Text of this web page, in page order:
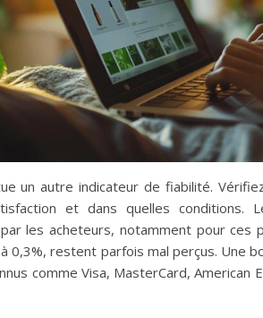
un autre indicateur de fiabilité.
et dans quelles conditions.
les acheteurs, notamment pour ces
0,3%, restent parfois mal perçus. Une
comme Visa, MasterCard, American